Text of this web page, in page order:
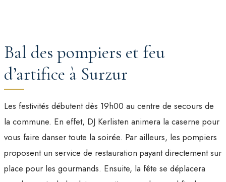
Bal des pompiers et feu
d’artifice à Surzur
Les festivités débutent dès 19h00 au centre de secours de
la commune. En effet, DJ Kerlisten animera la caserne pour
vous faire danser toute la soirée. Par ailleurs, les pompiers
proposent un service de restauration payant directement sur
place pour les gourmands. Ensuite, la fête se déplacera